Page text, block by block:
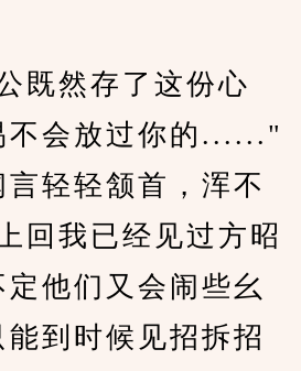
然存了这份心
不会放过你的......"
轻轻颔首，浑不
回我已经见过方昭
他们又会闹些幺
到时候见招拆招